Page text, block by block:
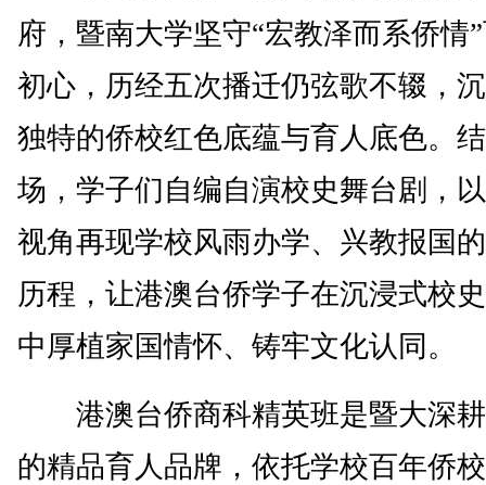
府，暨南大学坚守“宏教泽而系侨情
初心，历经五次播迁仍弦歌不辍，
独特的侨校红色底蕴与育人底色。
场，学子们自编自演校史舞台剧，
视角再现学校风雨办学、兴教报国
历程，让港澳台侨学子在沉浸式校
中厚植家国情怀、铸牢文化认同。
港澳台侨商科精英班是暨大深
的精品育人品牌，依托学校百年侨